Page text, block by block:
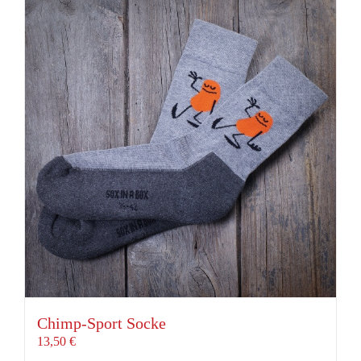
Varianten
auf.
Die
Optionen
können
auf
der
Produktseite
gewählt
werden
Chimp-Sport Socke
13,50 €